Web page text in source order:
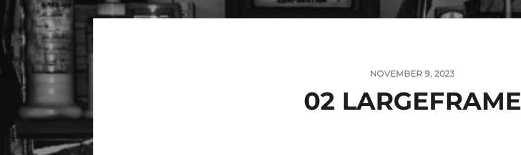
NOVEMBER 9, 2023
02 LARGEFRAME